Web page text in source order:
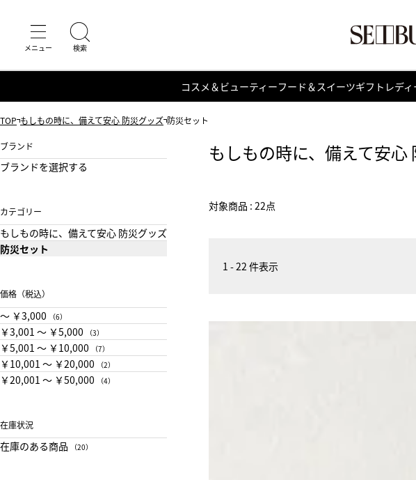
コスメ＆ビューティーフード＆スイーツギフト レディ
TOP もしもの時に、備えて安心 防災グッズ 防災セット
もしもの時に、備えて安
対象商品 : 22点
ブランド
ブランドを選択する
カテゴリー
もしもの時に、備えて安心 防災グッズ
防災セット
価格（税込）
〜 ￥3,000 （6）
￥3,001 〜 ￥5,000 （3）
￥5,001 〜 ￥10,000 （7）
￥10,001 〜 ￥20,000 （2）
￥20,001 〜 ￥50,000 （4）
在庫状況
在庫のある商品 （20）
1 - 22 件表示